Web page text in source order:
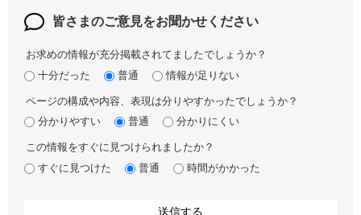
皆さまのご意見をお聞かせください
お求めの情報が充分掲載されてましたでしょうか？
十分だった
普通 情報が足りない
ページの構成や内容、表現は分りやすかったでしょうか？
分かりやすい
普通 分かりにくい
この情報をすぐに見つけられましたか？
すぐに見つけた
普通 時間がかかった